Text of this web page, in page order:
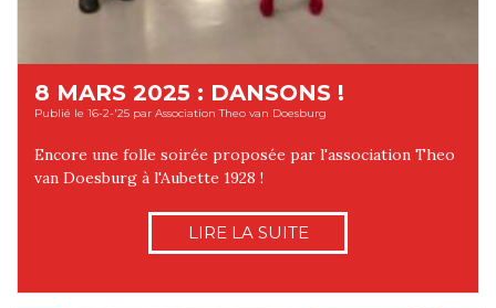
8 MARS 2025 : DANSONS !
Publié le 16-2-'25 par Association Theo van Doesburg
Encore une folle soirée proposée par l'association Theo
van Doesburg à l'Aubette 1928 !
LIRE LA SUITE